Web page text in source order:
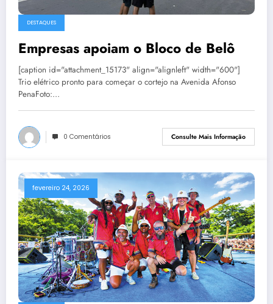
DESTAQUES
Empresas apoiam o Bloco de Belô
[caption id="attachment_15173" align="alignleft" width="600"]
Trio elétrico pronto para começar o cortejo na Avenida Afonso
PenaFoto:…
0 Comentários Consulte Mais Informação
fevereiro 24, 2026